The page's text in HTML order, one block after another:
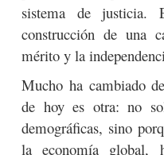
sistema de justicia.
construcción de una
mérito y la
Mucho ha cambiado
de hoy es otra: no
demográficas, sino
la economía global,